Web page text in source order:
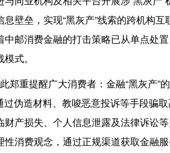
壁垒，实现“黑灰产”线索的跨机构
中邮消费金融的打击策略已从单点处
式。
郑重提醒广大消费者：金融“黑灰产”
过伪造材料、教唆恶意投诉等手段骗
财产损失、个人信息泄露及法律诉讼
性消费观念，通过正规渠道获取金融